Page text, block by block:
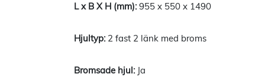
955 x 550 x 1490
2 fast 2 länk med broms
Ja